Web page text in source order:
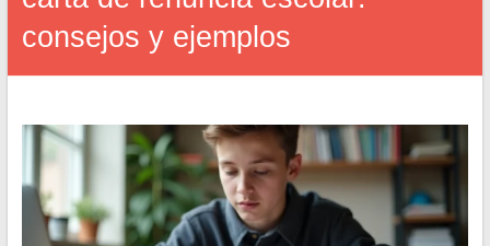
consejos y ejemplos